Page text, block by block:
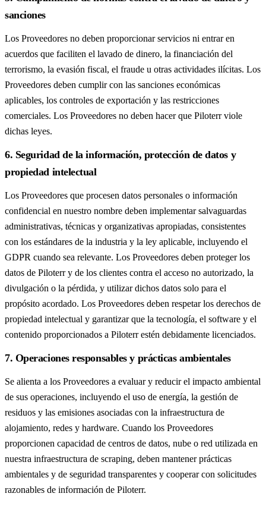
sanciones
Los Proveedores no deben proporcionar servicios ni entrar en
acuerdos que faciliten el lavado de dinero, la financiación del
terrorismo, la evasión fiscal, el fraude u otras actividades ilícitas. Los
Proveedores deben cumplir con las sanciones económicas
aplicables, los controles de exportación y las restricciones
comerciales. Los Proveedores no deben hacer que Piloterr viole
dichas leyes.
6. Seguridad de la información, protección de datos y
propiedad intelectual
Los Proveedores que procesen datos personales o información
confidencial en nuestro nombre deben implementar salvaguardas
administrativas, técnicas y organizativas apropiadas, consistentes
con los estándares de la industria y la ley aplicable, incluyendo el
GDPR cuando sea relevante. Los Proveedores deben proteger los
datos de Piloterr y de los clientes contra el acceso no autorizado, la
divulgación o la pérdida, y utilizar dichos datos solo para el
propósito acordado. Los Proveedores deben respetar los derechos de
propiedad intelectual y garantizar que la tecnología, el software y el
contenido proporcionados a Piloterr estén debidamente licenciados.
7. Operaciones responsables y prácticas ambientales
Se alienta a los Proveedores a evaluar y reducir el impacto ambiental
de sus operaciones, incluyendo el uso de energía, la gestión de
residuos y las emisiones asociadas con la infraestructura de
alojamiento, redes y hardware. Cuando los Proveedores
proporcionen capacidad de centros de datos, nube o red utilizada en
nuestra infraestructura de scraping, deben mantener prácticas
ambientales y de seguridad transparentes y cooperar con solicitudes
razonables de información de Piloterr.